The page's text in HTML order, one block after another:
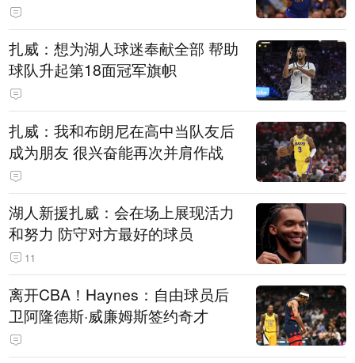
扎威：想为湖人球迷奉献全部 帮助
球队升起第18面冠军旗帜
扎威：我和布朗尼在高中当队友后
成为朋友 很兴奋能再次并肩作战
湖人新援扎威：会在场上展现活力
和努力 防守对方最好的球员
11
离开CBA！Haynes：自由球员后
卫阿隆德斯·威廉姆斯签约奇才